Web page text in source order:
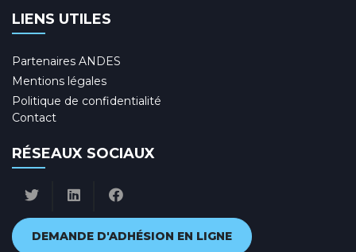
LIENS UTILES
Partenaires ANDES
Mentions légales
Politique de confidentialité
Contact
RÉSEAUX SOCIAUX
DEMANDE D'ADHÉSION EN LIGNE